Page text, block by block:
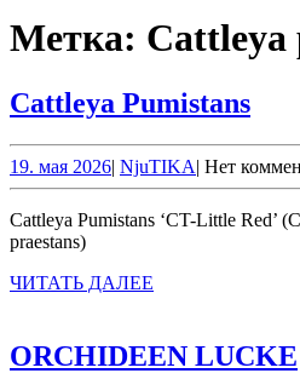
Метка: Cattleya
Cattleya Pumistans
19. мая 202619.
мая
2026
| NjuTIKANjuTIKA
| Нет
Cattleya Pumistans ‘CT-Little Red’ (Cattleya pumila x Cattleya
praestans)
ЧИТАТЬ ДАЛЕЕ
ORCHIDEEN LUCKE